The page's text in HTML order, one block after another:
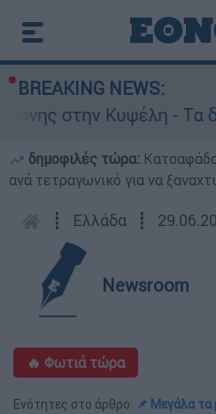
BREAKING NEWS:
Κυψέλη - Τα δύο
δημοφιλές τώρα:
ανά τετραγωνικό για να
┋ Ελλάδα ┋
Newsroom
🔥 Φωτιά τώρα
Ενότητες στο άρθρο: 📌 Μεγάλα